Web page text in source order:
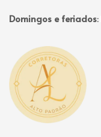
Domingos e feriados:
Página inicial